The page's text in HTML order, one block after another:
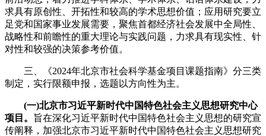
求具有原创性、开拓性和较高的学术思想价值；应用研究要立
足党和国家事业发展需要，聚焦首都经济社会发展中全局性、
战略性和前瞻性的重大理论与实践问题，力求具有现实性、针
对性和较强的决策参考价值。
三、《2024年北京市社会科学基金项目课题指南》分三类
制定，实行限额申报，选题以方向性为主。
(一)北京市习近平新时代中国特色社会主义思想研究中心
项目。
旨在深化习近平新时代中国特色社会主义思想的研究宣
传阐释，加强北京市习近平新时代中国特色社会主义思想研究